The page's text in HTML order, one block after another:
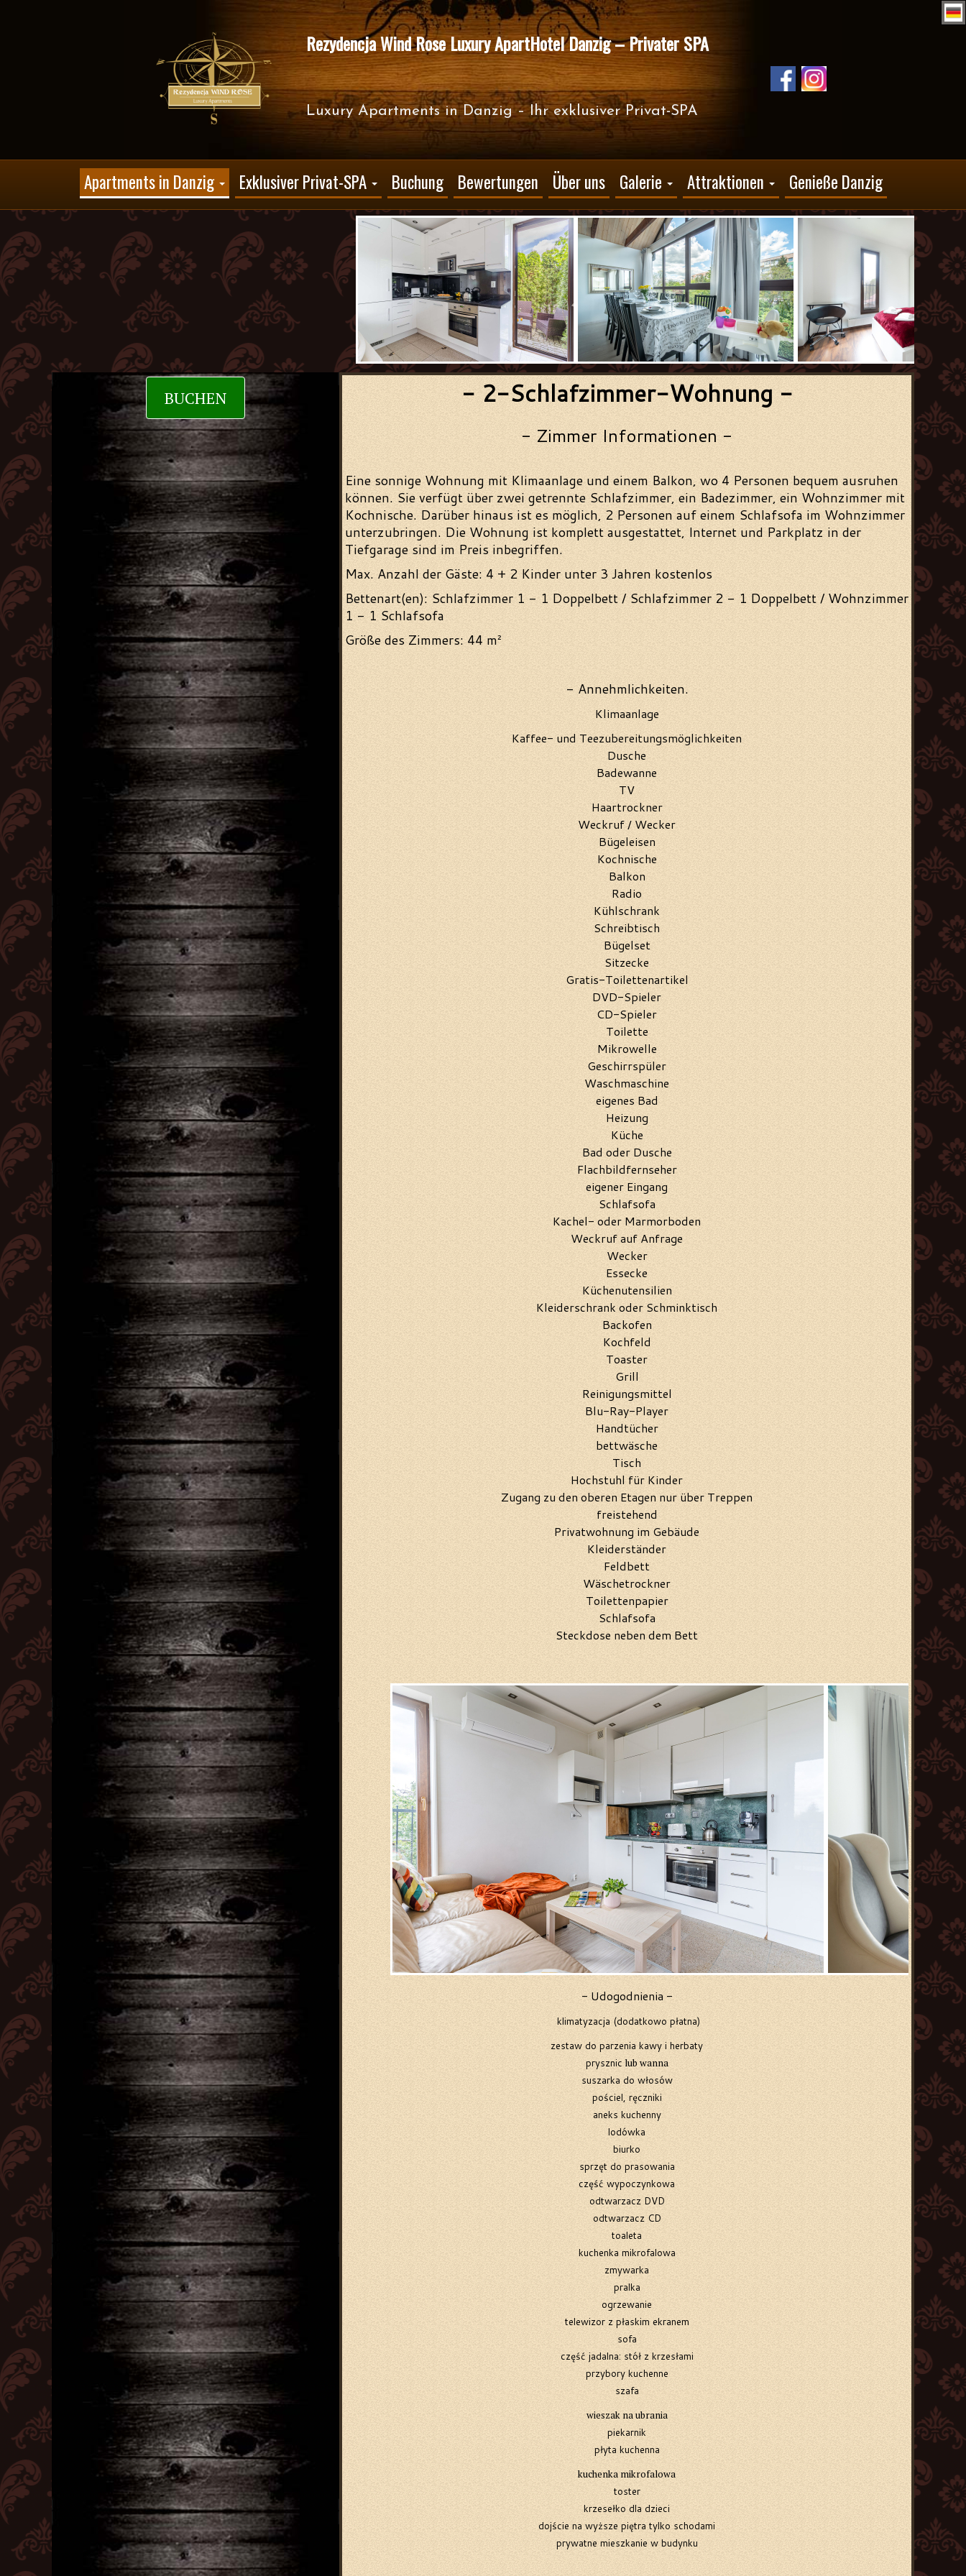
Rezydencja Wind Rose Luxury ApartHotel Danzig – Privater SPA
Luxury Apartments in Danzig – Ihr exklusiver Privat-SPA
Apartments in Danzig Exklusiver Privat-SPA Buchung Bewertungen Über uns Galerie Attraktionen Genieße Danzig
- 2-Schlafzimmer-Wohnung -
- Zimmer Informationen -
Eine sonnige Wohnung mit Klimaanlage und einem Balkon, wo 4 Personen bequem ausruhen
können. Sie verfügt über zwei getrennte Schlafzimmer, ein Badezimmer, ein Wohnzimmer mit
Kochnische. Darüber hinaus ist es möglich, 2 Personen auf einem Schlafsofa im Wohnzimmer
unterzubringen. Die Wohnung ist komplett ausgestattet, Internet und Parkplatz in der
Tiefgarage sind im Preis inbegriffen.
Max. Anzahl der Gäste: 4 + 2 Kinder unter 3 Jahren kostenlos
Bettenart(en): Schlafzimmer 1 - 1 Doppelbett / Schlafzimmer 2 - 1 Doppelbett / Wohnzimmer
1 - 1 Schlafsofa
Größe des Zimmers: 44 m²
- Annehmlichkeiten.
Klimaanlage
Kaffee- und Teezubereitungsmöglichkeiten
Dusche
Badewanne
TV
Haartrockner
Weckruf / Wecker
Bügeleisen
Kochnische
Balkon
Radio
Kühlschrank
Schreibtisch
Bügelset
Sitzecke
Gratis-Toilettenartikel
DVD-Spieler
CD-Spieler
Toilette
Mikrowelle
Geschirrspüler
Waschmaschine
eigenes Bad
Heizung
Küche
Bad oder Dusche
Flachbildfernseher
eigener Eingang
Schlafsofa
Kachel- oder Marmorboden
Weckruf auf Anfrage
Wecker
Essecke
Küchenutensilien
Kleiderschrank oder Schminktisch
Backofen
Kochfeld
Toaster
Grill
Reinigungsmittel
Blu-Ray-Player
Handtücher
bettwäsche
Tisch
Hochstuhl für Kinder
Zugang zu den oberen Etagen nur über Treppen
freistehend
Privatwohnung im Gebäude
Kleiderständer
Feldbett
Wäschetrockner
Toilettenpapier
Schlafsofa
Steckdose neben dem Bett
- Udogodnienia -
klimatyzacja (dodatkowo płatna)
zestaw do parzenia kawy i herbaty
prysznic lub wanna
suszarka do włosów
pościel, ręczniki
aneks kuchenny
lodówka
biurko
sprzęt do prasowania
część wypoczynkowa
odtwarzacz DVD
odtwarzacz CD
toaleta
kuchenka mikrofalowa
zmywarka
pralka
ogrzewanie
telewizor z płaskim ekranem
sofa
część jadalna: stół z krzesłami
przybory kuchenne
szafa
wieszak na ubrania
piekarnik
płyta kuchenna
kuchenka mikrofalowa
toster
krzesełko dla dzieci
dojście na wyższe piętra tylko schodami
prywatne mieszkanie w budynku
BUCHEN